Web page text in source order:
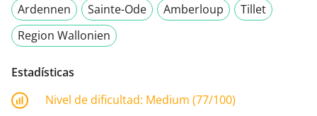
Ardennen
Sainte-Ode Amberloup
Tillet
Region Wallonien
Estadísticas
Nivel de dificultad: Medium (77/100)